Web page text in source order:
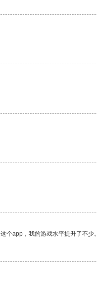
个app，我的游戏水平提升了不少。